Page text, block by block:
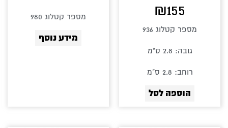
₪155
מספר קטלוג 936
גובה: 2.8 ס"מ
רוחב: 2.8 ס"מ
הוספה לסל
מספר קטלוג 980
מידע נוסף